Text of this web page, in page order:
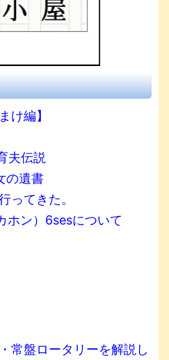
け編】
夫伝説
の遺書
ってきた。
ホン）6sesについて
常盤ロータリーを解説し